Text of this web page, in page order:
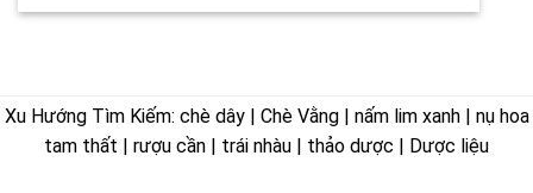
Xu Hướng Tìm Kiếm: chè dây | Chè Vằng | nấm lim xanh | nụ hoa
tam thất | rượu cần | trái nhàu | thảo dược | Dược liệu